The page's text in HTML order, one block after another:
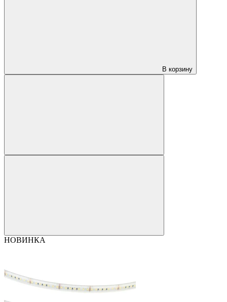
В корзину
НОВИНКА